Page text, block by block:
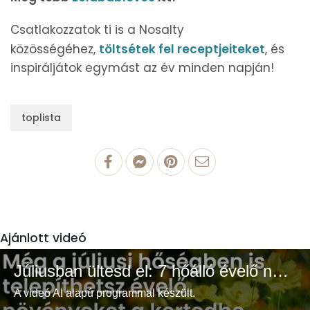
Csatlakozzatok ti is a Nosalty
közösségéhez, töltsétek fel receptjeiteket, és
inspiráljátok egymást az év minden napján!
toplista
Ajánlott videó
Júliusban ültesd el: 7 hőálló évelő növény a színes és buja kertért
A videó AI alapú programmal készült.